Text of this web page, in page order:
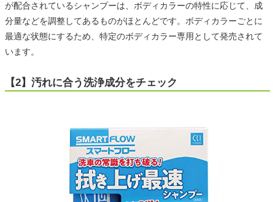
が配合されているシャンプーは、ボディカラーの特性に応じて、成
分量などを調整してあるものがほとんどです。ボディカラーごとに
最適な状態にするため、特定のボディカラー専用として発売されて
います。
【2】汚れに合う洗浄成分をチェック